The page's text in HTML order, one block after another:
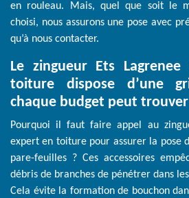
en rouleau. Mais, quel que soit le
choisi, nous assurons une pose avec
qu’à nous contacter.
Le zingueur Ets
toiture dispose d’une
chaque budget peut
Pourquoi il faut faire appel au
expert en toiture pour assurer la pose
pare-feuilles ? Ces accessoires
débris de branches de pénétrer dans
Cela évite la formation de bouchon